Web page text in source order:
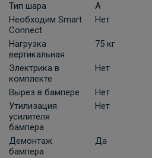
Комплект
ПОД ЗАКАЗ ОТ 10
КонцептАвто с
Тип шара
A
Необходим Smart
Connect
Нет
Нагрузка
вертикальная
75 кг
Электрика в
комплекте
Нет
Вырез в бампере
Нет
Утилизация
усилителя
бампера
Нет
Демонтаж
бампера
Да